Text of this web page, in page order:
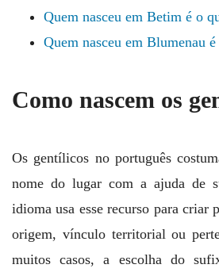
Quem nasceu em Betim é o
Quem nasceu em Blumenau
Como nascem os
Os gentílicos no português
nome do lugar com a ajuda de
idioma usa esse recurso para criar
origem, vínculo territorial ou
muitos casos, a escolha do